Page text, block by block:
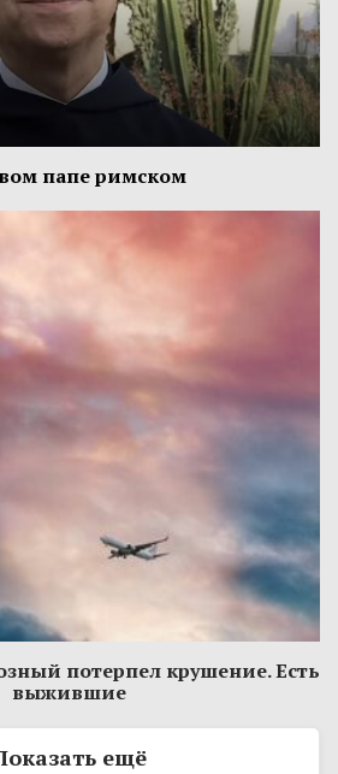
папе римском
потерпел крушение. Есть
выжившие
ещё